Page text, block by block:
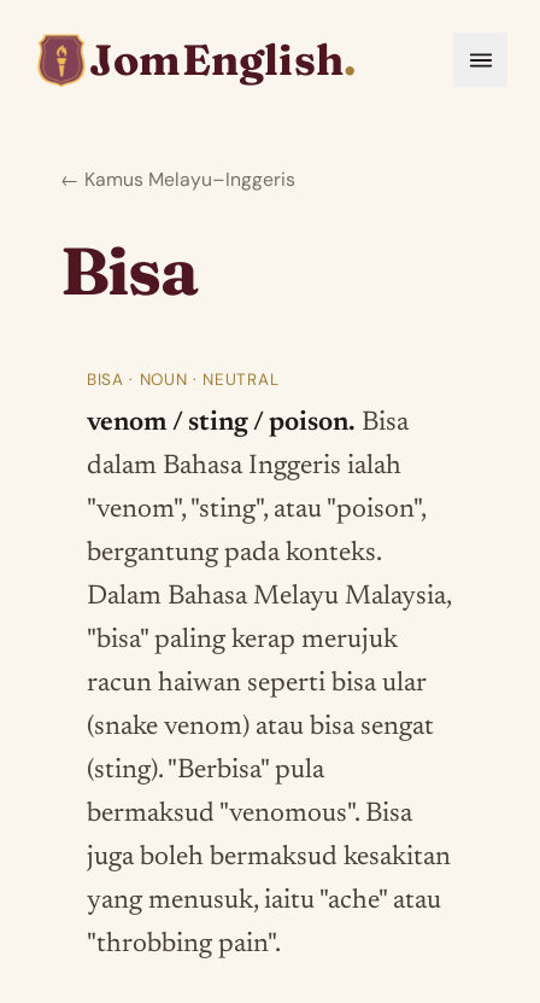
JomEnglish.
← Kamus Melayu–Inggeris
Bisa
BISA · NOUN · NEUTRAL
venom / sting / poison. Bisa
dalam Bahasa Inggeris ialah
"venom", "sting", atau "poison",
bergantung pada konteks.
Dalam Bahasa Melayu Malaysia,
"bisa" paling kerap merujuk
racun haiwan seperti bisa ular
(snake venom) atau bisa sengat
(sting). "Berbisa" pula
bermaksud "venomous". Bisa
juga boleh bermaksud kesakitan
yang menusuk, iaitu "ache" atau
"throbbing pain".